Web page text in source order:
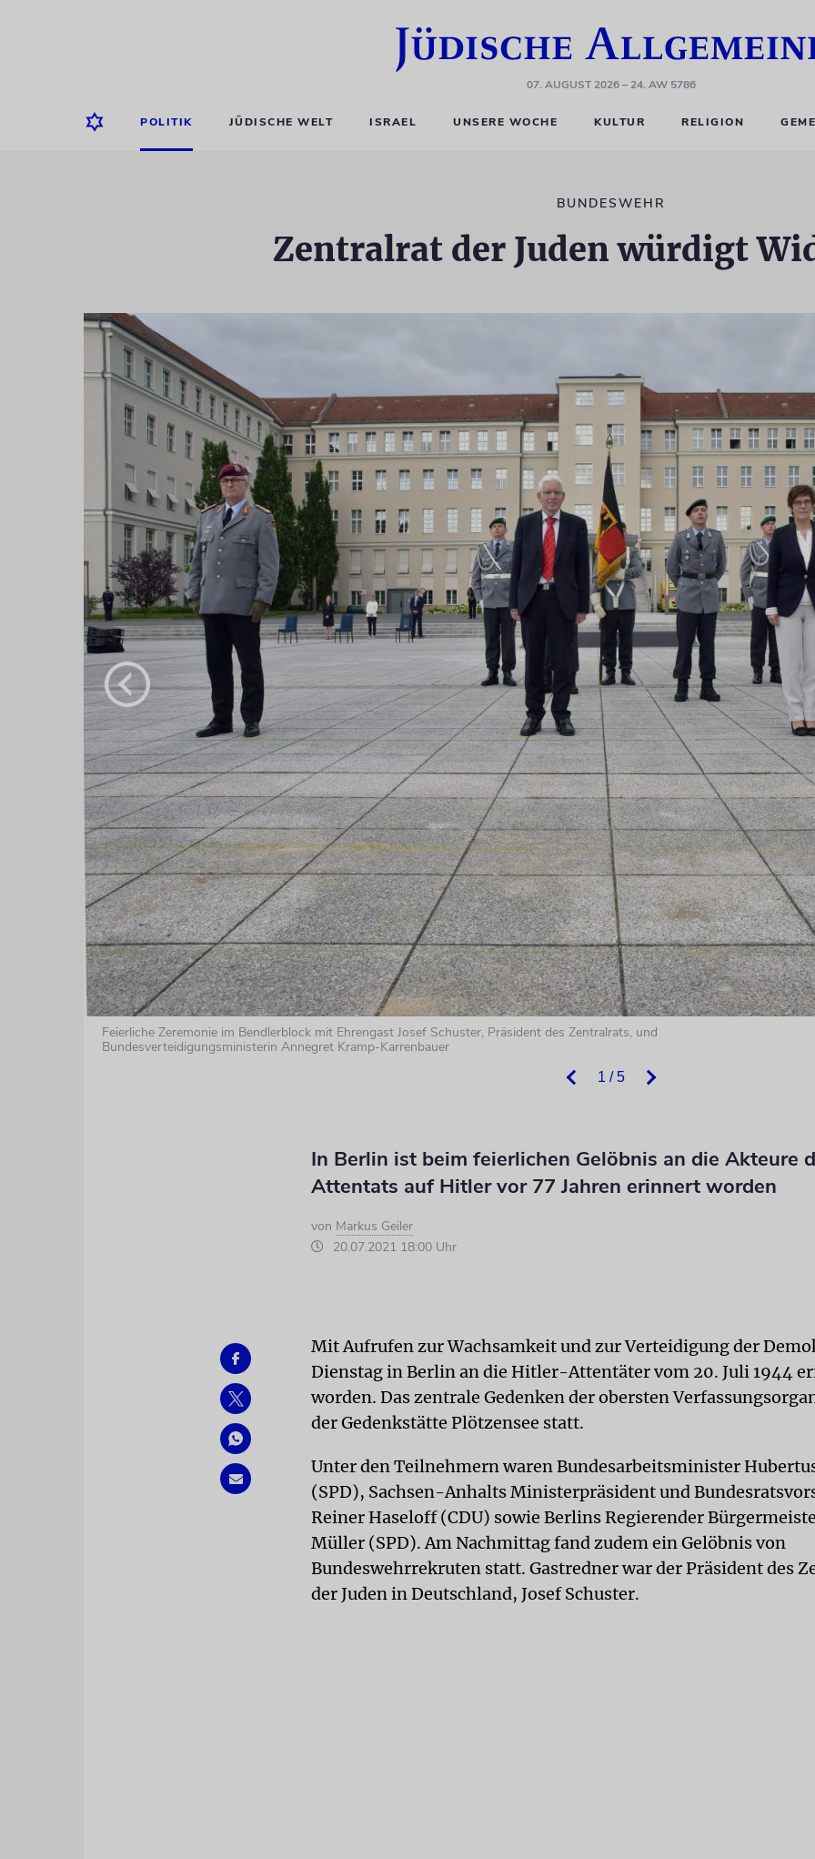
07. AUGUST 2026– 24. AW 5786
POLITIK JÜDISCHE WELT ISRAEL UNSERE WOCHE KULTUR RELIGION
BUNDESWEHR
Zentralrat der Juden würdigt
1 / 5
Feierliche Zeremonie im Bendlerblock mit Ehrengast Josef Schuster, Präsident des Zentralrats, und
Bundesverteidigungsministerin Annegret Kramp-Karrenbauer
In Berlin ist beim feierlichen Gelöbnis an die Akteure
Attentats auf Hitler vor 77 Jahren erinnert worden
von Markus Geiler
20.07.2021 18:00 Uhr
Mit Aufrufen zur Wachsamkeit und zur Verteidigung der
Dienstag in Berlin an die Hitler-Attentäter vom 20. Juli 1944
worden. Das zentrale Gedenken der obersten
der Gedenkstätte Plötzensee statt.
Unter den Teilnehmern waren Bundesarbeitsminister
(SPD), Sachsen-Anhalts Ministerpräsident und
Reiner Haseloff (CDU) sowie Berlins Regierender
Müller (SPD). Am Nachmittag fand zudem ein Gelöbnis von
Bundeswehrrekruten statt. Gastredner war der Präsident des
der Juden in Deutschland, Josef Schuster.